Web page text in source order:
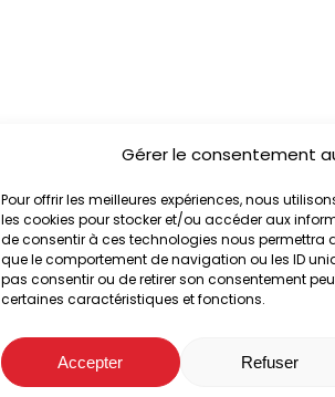
Gérer le consentement
Pour offrir les meilleures expériences, nous
les cookies pour stocker et/ou accéder aux
de consentir à ces technologies nous permettra
que le comportement de navigation ou les ID
pas consentir ou de retirer son consentement
certaines caractéristiques et fonctions.
Accepter Refuser
Service client
04 73 33 42 00 de 8h00 à